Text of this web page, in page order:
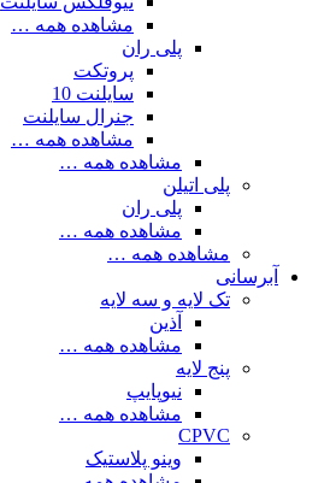
مشاهده همه …
پلی ران
پروتکت
سایلنت 10
جنرال سایلنت
مشاهده همه …
مشاهده همه …
پلی اتیلن
پلی ران
مشاهده همه …
مشاهده همه …
آبرسانی
تک لایه و سه لایه
آذین
مشاهده همه …
پنج لایه
نیوپایپ
مشاهده همه …
CPVC
وینو پلاستیک